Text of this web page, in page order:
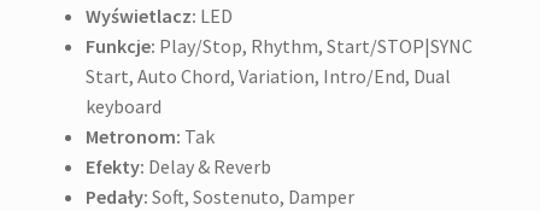
Wyświetlacz: LED
Funkcje: Play/Stop, Rhythm, Start/STOP|SYNC
Start, Auto Chord, Variation, Intro/End, Dual
keyboard
Metronom: Tak
Efekty: Delay & Reverb
Pedały: Soft, Sostenuto, Damper